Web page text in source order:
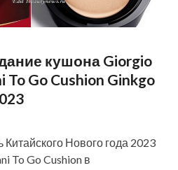
кушона Giorgio
To Go Cushion Ginkgo
Китайского Нового года 2023
To Go Cushion в